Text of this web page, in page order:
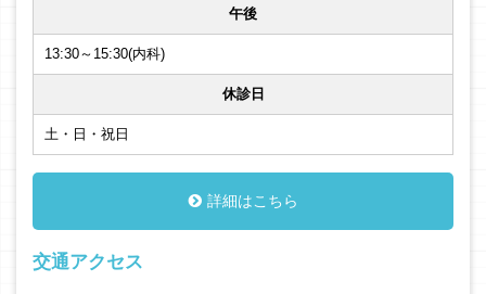
午後
13:30～15:30(内科)
休診日
土・日・祝日
詳細はこちら
交通アクセス